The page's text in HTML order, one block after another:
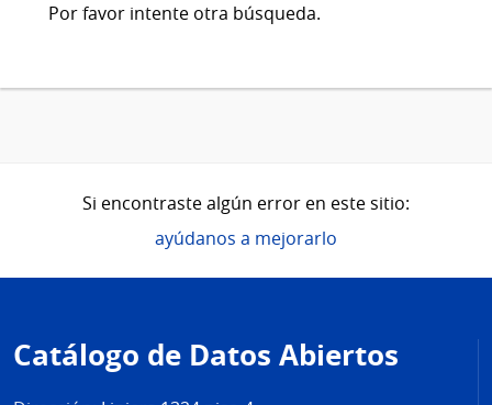
Por favor intente otra búsqueda.
Si encontraste algún error en este sitio:
ayúdanos a mejorarlo
de
página
Catálogo de Datos Abiertos